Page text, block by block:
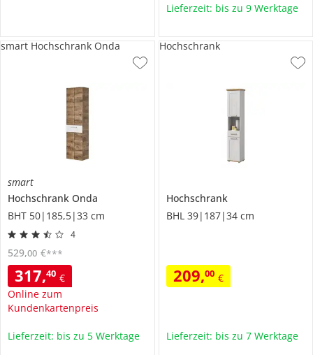
Lieferzeit: bis zu 9 Werktage
smart
Hochschrank Onda
BHT 50|185,5|33 cm
4
317,40 €
Online zum
Kundenkartenpreis
529,00 €***
smart Hochschrank Onda
Lieferzeit: bis zu 5 Werktage
Hochschrank
BHL 39|187|34 cm
209,00 €
Hochschrank
Lieferzeit: bis zu 7 Werktage